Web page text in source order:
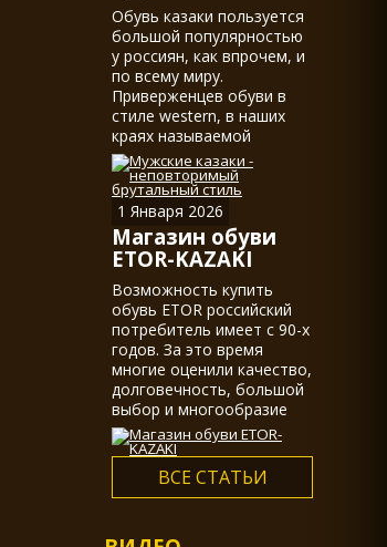
Обувь казаки пользуется
большой популярностью
у россиян, как впрочем, и
по всему миру.
Приверженцев обуви в
стиле western, в наших
краях называемой
казаками, действительно
не мало.
1 Января 2026
Магазин обуви
ETOR-KAZAKI
Возможность купить
обувь ETOR российский
потребитель имеет с 90-х
годов. За это время
многие оценили качество,
долговечность, большой
выбор и многообразие
ассортимента...
ВСЕ СТАТЬИ